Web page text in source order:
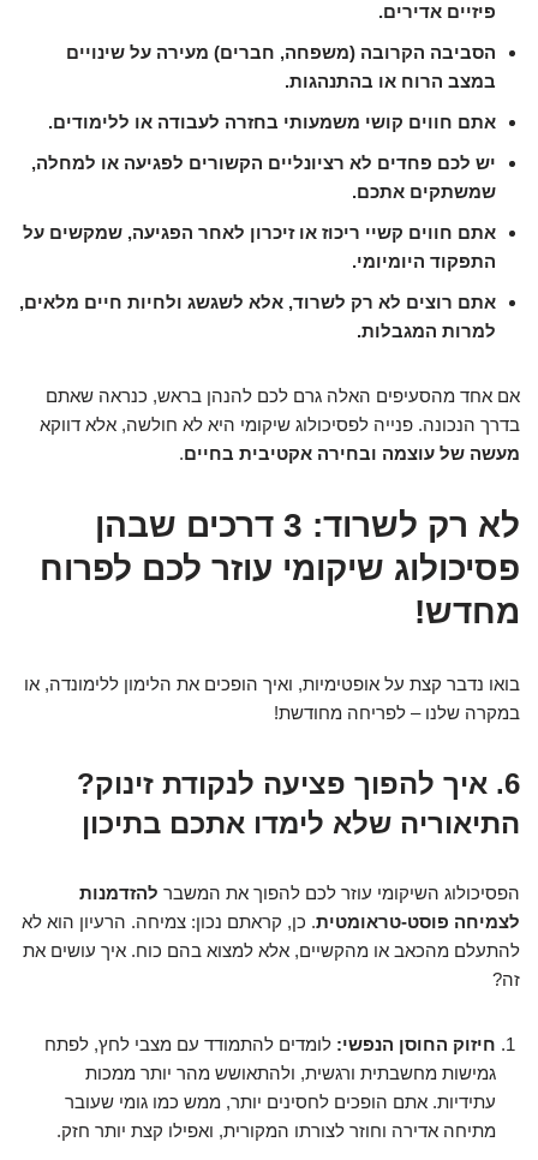
פיזיים אדירים.
הסביבה הקרובה (משפחה, חברים) מעירה על שינויים
במצב הרוח או בהתנהגות.
אתם חווים קושי משמעותי בחזרה לעבודה או ללימודים.
יש לכם פחדים לא רציונליים הקשורים לפגיעה או למחלה,
שמשתקים אתכם.
אתם חווים קשיי ריכוז או זיכרון לאחר הפגיעה, שמקשים על
התפקוד היומיומי.
אתם רוצים לא רק לשרוד, אלא לשגשג ולחיות חיים מלאים,
למרות המגבלות.
אם אחד מהסעיפים האלה גרם לכם להנהן בראש, כנראה שאתם
בדרך הנכונה. פנייה לפסיכולוג שיקומי היא לא חולשה, אלא דווקא
מעשה של עוצמה ובחירה אקטיבית בחיים.
לא רק לשרוד: 3 דרכים שבהן
פסיכולוג שיקומי עוזר לכם לפרוח
מחדש!
בואו נדבר קצת על אופטימיות, ואיך הופכים את הלימון ללימונדה, או
במקרה שלנו – לפריחה מחודשת!
6. איך להפוך פציעה לנקודת זינוק?
התיאוריה שלא לימדו אתכם בתיכון
הפסיכולוג השיקומי עוזר לכם להפוך את המשבר להזדמנות
לצמיחה פוסט-טראומטית. כן, קראתם נכון: צמיחה. הרעיון הוא לא
להתעלם מהכאב או מהקשיים, אלא למצוא בהם כוח. איך עושים את
זה?
חיזוק החוסן הנפשי: לומדים להתמודד עם מצבי לחץ, לפתח
גמישות מחשבתית ורגשית, ולהתאושש מהר יותר ממכות
עתידיות. אתם הופכים לחסינים יותר, ממש כמו גומי שעובר
מתיחה אדירה וחוזר לצורתו המקורית, ואפילו קצת יותר חזק.